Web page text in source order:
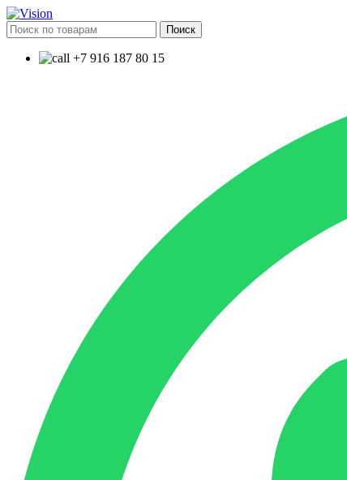
Поиск
+7 916 187 80 15